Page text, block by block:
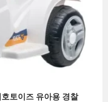
토이즈 유아용 경찰